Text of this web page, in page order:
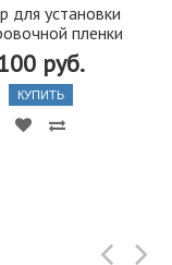
для установки
пленки
руб.
КУПИТЬ